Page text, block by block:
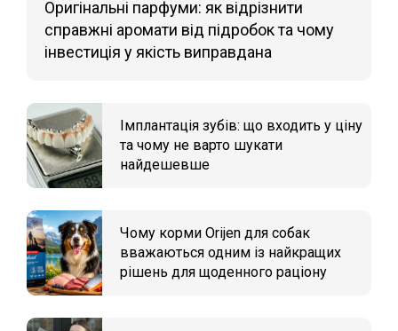
Оригінальні парфуми: як відрізнити
справжні аромати від підробок та чому
інвестиція у якість виправдана
Імплантація зубів: що входить у ціну
та чому не варто шукати
найдешевше
Чому корми Orijen для собак
вважаються одним із найкращих
рішень для щоденного раціону